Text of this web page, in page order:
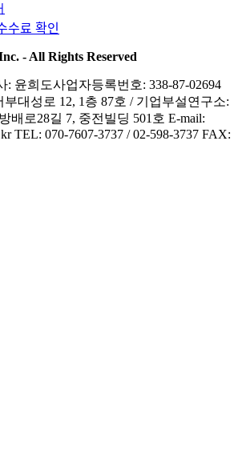
확인
- All Rights Reserved
: 윤희도사업자등록번호: 338-87-02694
대성로 12, 1층 87호 / 기업부설연구소:
배로28길 7, 중전빌딩 501호 E-mail:
TEL: 070-7607-3737 / 02-598-3737 FAX: